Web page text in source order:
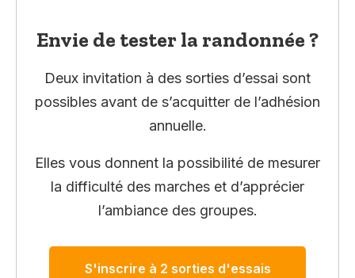
Envie de tester la randonnée ?
Deux invitation à des sorties d’essai sont
possibles avant de s’acquitter de l’adhésion
annuelle.
Elles vous donnent la possibilité de mesurer
la difficulté des marches et d’apprécier
l’ambiance des groupes.
S'inscrire à 2 sorties d'essais